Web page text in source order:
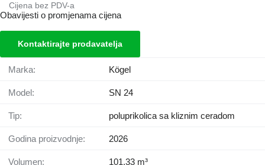
Cijena bez PDV-a
Obavijesti o promjenama cijena
Kontaktirajte prodavatelja
Marka: Kögel
Model: SN 24
Tip: poluprikolica sa kliznim ceradom
Godina proizvodnje: 2026
Volumen: 101,33 m³